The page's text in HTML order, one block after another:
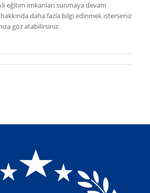
eğitim imkanları sunmaya devam
daha fazla bilgi edinmek isterseniz
göz atabilirsiniz.